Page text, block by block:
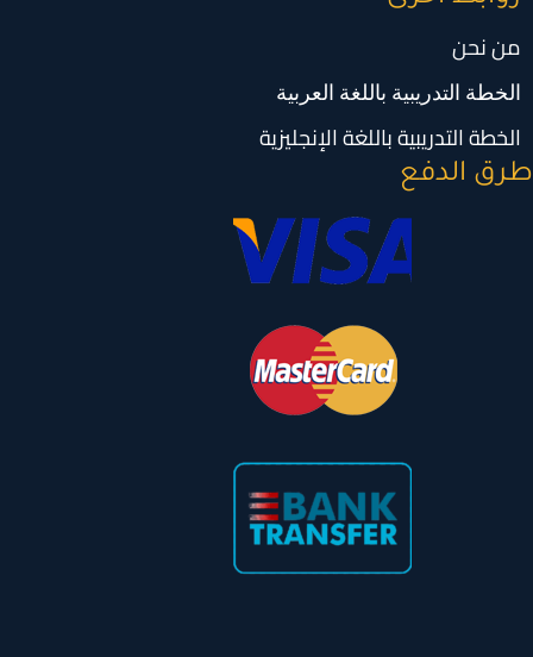
من نحن
الخطة التدريبية باللغة العربية
الخطة التدريبية باللغة الإنجليزية
طرق الدفع